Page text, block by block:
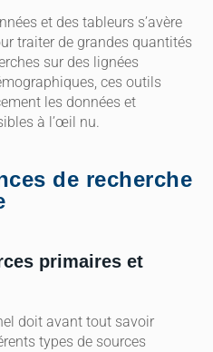
et des tableurs s’avère
traiter de grandes quantités
sur des lignées
ces outils
les données et
à l’œil nu.
de recherche
primaires et
doit avant tout savoir
types de sources